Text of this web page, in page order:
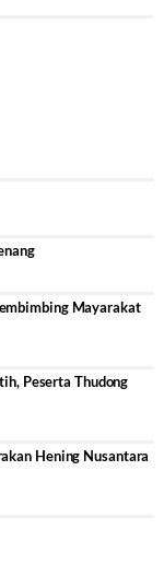
Mayarakat
Peserta Thudong
Hening Nusantara